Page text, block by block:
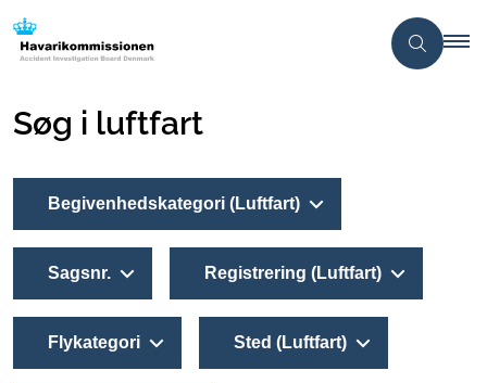
Søg i luftfart
Begivenhedskategori (Luftfart)
Sagsnr. Registrering (Luftfart)
Flykategori Sted (Luftfart)